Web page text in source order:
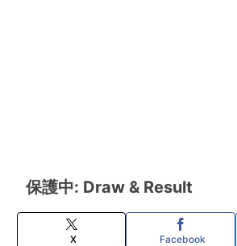
保護中: Draw & Result
X Facebook